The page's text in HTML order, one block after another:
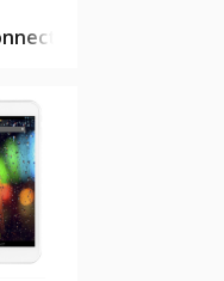
10.1 3G 2